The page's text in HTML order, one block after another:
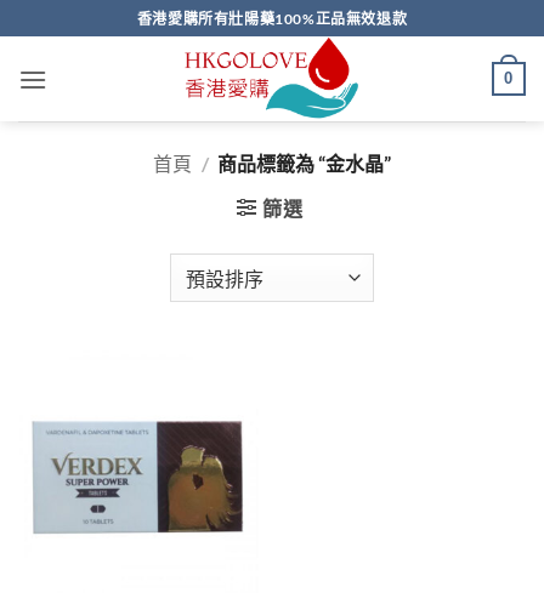
to
content
香港愛購所有壯陽藥100%正品無效退款
0
首頁 / 商品標籤為 “金水晶”
篩選